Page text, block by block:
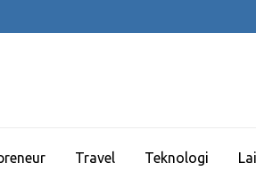
Travel Teknologi